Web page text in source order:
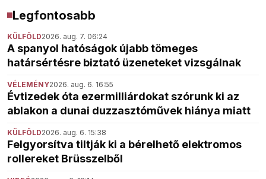
Legfontosabb
KÜLFÖLD2026. aug. 7. 06:24
A spanyol hatóságok újabb tömeges
határsértésre biztató üzeneteket vizsgálnak
VÉLEMÉNY2026. aug. 6. 16:55
Évtizedek óta ezermilliárdokat szórunk ki az
ablakon a dunai duzzasztóművek hiánya miatt
KÜLFÖLD2026. aug. 6. 15:38
Felgyorsítva tiltják ki a bérelhető elektromos
rollereket Brüsszelből